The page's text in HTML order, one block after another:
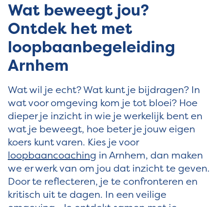
Wat beweegt jou?
Ontdek het met
loopbaanbegeleiding
Arnhem
Wat wil je echt? Wat kunt je bijdragen? In
wat voor omgeving kom je tot bloei? Hoe
dieper je inzicht in wie je werkelijk bent en
wat je beweegt, hoe beter je jouw eigen
koers kunt varen. Kies je voor
loopbaancoaching in Arnhem, dan maken
we er werk van om jou dat inzicht te geven.
Door te reflecteren, je te confronteren en
kritisch uit te dagen. In een veilige